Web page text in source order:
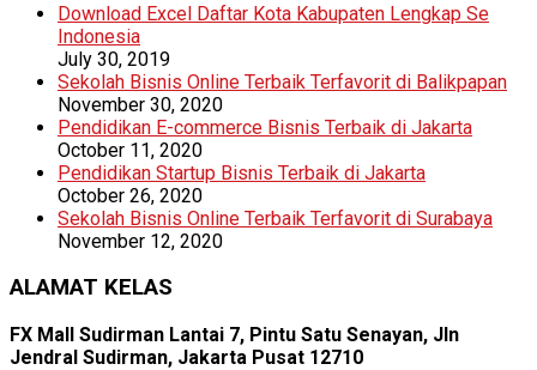
Download Excel Daftar Kota Kabupaten Lengkap Se
Indonesia
July 30, 2019
Sekolah Bisnis Online Terbaik Terfavorit di Balikpapan
November 30, 2020
Pendidikan E-commerce Bisnis Terbaik di Jakarta
October 11, 2020
Pendidikan Startup Bisnis Terbaik di Jakarta
October 26, 2020
Sekolah Bisnis Online Terbaik Terfavorit di Surabaya
November 12, 2020
ALAMAT KELAS
FX Mall Sudirman Lantai 7, Pintu Satu Senayan, Jln
Jendral Sudirman, Jakarta Pusat 12710